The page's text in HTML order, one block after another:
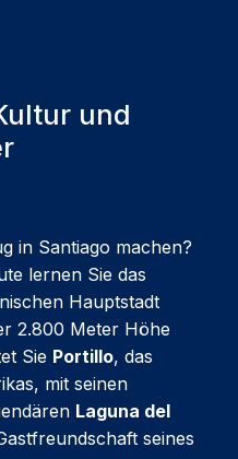
und
in Santiago machen?
lernen Sie das
Hauptstadt
2.800 Meter Höhe
Sie Portillo, das
mit seinen
Laguna del
seines